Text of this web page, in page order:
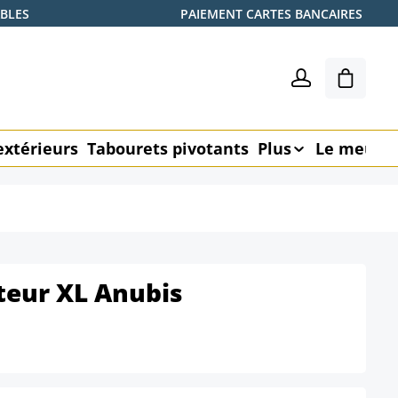
PAIEMENT CARTES BANCAIRES
Le
Tabourets pivotants Plus Le
XL Anubis